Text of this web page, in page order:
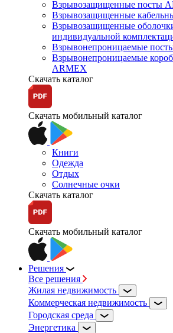
Взрывозащищенные посты
Взрывозащищенные
Взрывозащищенные
индивидуальной
Взрывонепроницаемые
Взрывонепроницаемые
ARMEX
Скачать каталог
Скачать мобильный каталог
Книги
Одежда
Отдых
Солнечные очки
Скачать каталог
Скачать мобильный каталог
Решения
Все решения
Жилая недвижимость
Коммерческая недвижимость
Городская среда
Энергетика